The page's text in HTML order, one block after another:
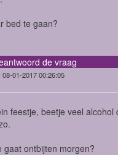
bed te gaan?
de vraag
01-2017 00:26:05
feestje, beetje veel alcohol
gaat ontbijten morgen?